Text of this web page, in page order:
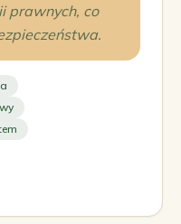
prawnych, co